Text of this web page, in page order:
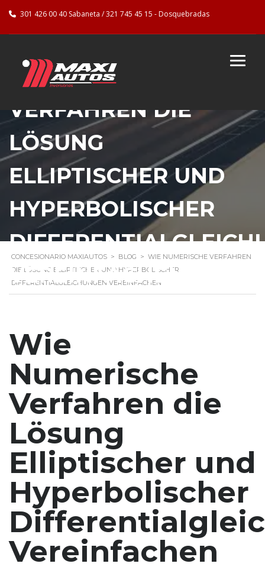
301 426 00 40 Sabaneta / 321 745 45 15 - Dosquebradas
WIE NUMERISCHE
VERFAHREN DIE
LÖSUNG
ELLIPTISCHER UND
HYPERBOLISCHER
VEREINFACHEN
CONCESIONARIO MAXIAUTOS > BLOG > WIE NUMERISCHE VERFAHREN
DIE LÖSUNG ELLIPTISCHER UND HYPERBOLISCHER
DIFFERENTIALGLEICHUNGEN VEREINFACHEN
Wie
Numerische
Verfahren die
Lösung
Elliptischer und
Hyperbolischer
Vereinfachen